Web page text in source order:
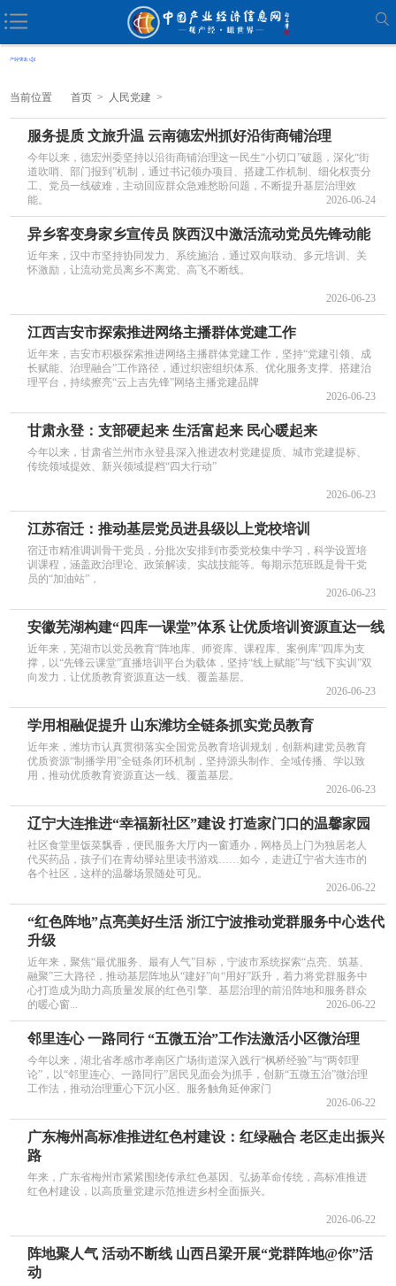
当前位置 首页 > 人民党建 >
服务提质 文旅升温 云南德宏州抓好沿街商铺治理
今年以来，德宏州委坚持以沿街商铺治理这一民生“小切口”破题，深化“街
道吹哨、部门报到”机制，通过书记领办项目、搭建工作机制、细化权责分
工、党员一线破难，主动回应群众急难愁盼问题，不断提升基层治理效
能。
2026-06-24
异乡客变身家乡宣传员 陕西汉中激活流动党员先锋动能
近年来，汉中市坚持协同发力、系统施治，通过双向联动、多元培训、关
怀激励，让流动党员离乡不离党、高飞不断线。
2026-06-23
江西吉安市探索推进网络主播群体党建工作
近年来，吉安市积极探索推进网络主播群体党建工作，坚持“党建引领、成
长赋能、治理融合”工作路径，通过织密组织体系、优化服务支撑、搭建治
理平台，持续擦亮“云上吉先锋”网络主播党建品牌
2026-06-23
甘肃永登：支部硬起来 生活富起来 民心暖起来
今年以来，甘肃省兰州市永登县深入推进农村党建提质、城市党建提标、
传统领域提效、新兴领域提档“四大行动”
2026-06-23
江苏宿迁：推动基层党员进县级以上党校培训
宿迁市精准调训骨干党员，分批次安排到市委党校集中学习，科学设置培
训课程，涵盖政治理论、政策解读、实战技能等。每期示范班既是骨干党
员的“加油站”，
2026-06-23
安徽芜湖构建“四库一课堂”体系 让优质培训资源直达一线
近年来，芜湖市以党员教育“阵地库、师资库、课程库、案例库”四库为支
撑，以“先锋云课堂”直播培训平台为载体，坚持“线上赋能”与“线下实训”双
向发力，让优质教育资源直达一线、覆盖基层。
2026-06-23
学用相融促提升 山东潍坊全链条抓实党员教育
近年来，潍坊市认真贯彻落实全国党员教育培训规划，创新构建党员教育
优质资源“制播学用”全链条闭环机制，坚持源头制作、全域传播、学以致
用，推动优质教育资源直达一线、覆盖基层。
2026-06-23
辽宁大连推进“幸福新社区”建设 打造家门口的温馨家园
社区食堂里饭菜飘香，便民服务大厅内一窗通办，网格员上门为独居老人
代买药品，孩子们在青幼驿站里读书游戏……如今，走进辽宁省大连市的
各个社区，这样的温馨场景随处可见。
2026-06-22
“红色阵地”点亮美好生活 浙江宁波推动党群服务中心迭代
升级
近年来，聚焦“最优服务、最有人气”目标，宁波市系统探索“点亮、筑基、
融聚”三大路径，推动基层阵地从“建好”向“用好”跃升，着力将党群服务中
心打造成为助力高质量发展的红色引擎、基层治理的前沿阵地和服务群众
的暖心窗...
2026-06-22
邻里连心 一路同行 “五微五治”工作法激活小区微治理
今年以来，湖北省孝感市孝南区广场街道深入践行“枫桥经验”与“两邻理
论”，以“邻里连心、一路同行”居民见面会为抓手，创新“五微五治”微治理
工作法，推动治理重心下沉小区、服务触角延伸家门
2026-06-22
广东梅州高标准推进红色村建设：红绿融合 老区走出振兴
路
年来，广东省梅州市紧紧围绕传承红色基因、弘扬革命传统，高标准推进
红色村建设，以高质量党建示范推进乡村全面振兴。
2026-06-22
阵地聚人气 活动不断线 山西吕梁开展“党群阵地@你”活
动